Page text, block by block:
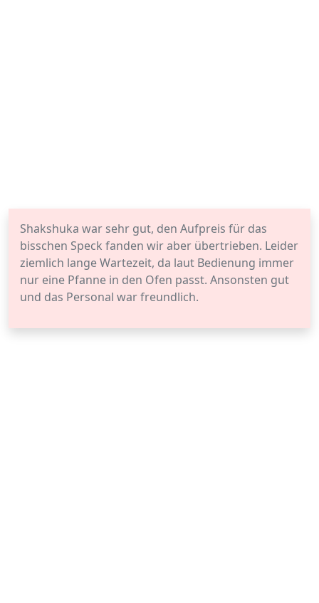
Shakshuka war sehr gut, den Aufpreis für das
bisschen Speck fanden wir aber übertrieben. Leider
ziemlich lange Wartezeit, da laut Bedienung immer
nur eine Pfanne in den Ofen passt. Ansonsten gut
und das Personal war freundlich.